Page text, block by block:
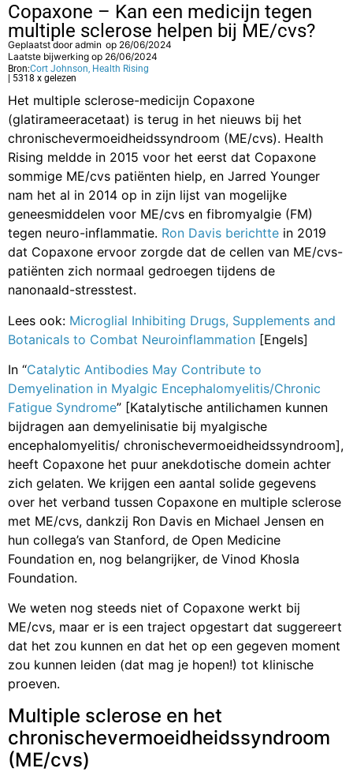
Copaxone – Kan een medicijn tegen
multiple sclerose helpen bij ME/cvs?
Geplaatst dooradmin op 26/06/2024
Laatste bijwerking op 26/06/2024
Bron:Cort Johnson, Health Rising
| 5318 x gelezen
Het multiple sclerose-medicijn Copaxone
(glatirameeracetaat) is terug in het nieuws bij het
chronischevermoeidheidssyndroom (ME/cvs). Health
Rising meldde in 2015 voor het eerst dat Copaxone
sommige ME/cvs patiënten hielp, en Jarred Younger
nam het al in 2014 op in zijn lijst van mogelijke
geneesmiddelen voor ME/cvs en fibromyalgie (FM)
tegen neuro-inflammatie. Ron Davis berichtte in 2019
dat Copaxone ervoor zorgde dat de cellen van ME/cvs-
patiënten zich normaal gedroegen tijdens de
nanonaald-stresstest.
Lees ook: Microglial Inhibiting Drugs, Supplements and
Botanicals to Combat Neuroinflammation [Engels]
In “Catalytic Antibodies May Contribute to
Demyelination in Myalgic Encephalomyelitis/Chronic
Fatigue Syndrome” [Katalytische antilichamen kunnen
bijdragen aan demyelinisatie bij myalgische
encephalomyelitis/ chronischevermoeidheidssyndroom],
heeft Copaxone het puur anekdotische domein achter
zich gelaten. We krijgen een aantal solide gegevens
over het verband tussen Copaxone en multiple sclerose
met ME/cvs, dankzij Ron Davis en Michael Jensen en
hun collega’s van Stanford, de Open Medicine
Foundation en, nog belangrijker, de Vinod Khosla
Foundation.
We weten nog steeds niet of Copaxone werkt bij
ME/cvs, maar er is een traject opgestart dat suggereert
dat het zou kunnen en dat het op een gegeven moment
zou kunnen leiden (dat mag je hopen!) tot klinische
proeven.
Multiple sclerose en het
chronischevermoeidheidssyndroom
(ME/cvs)